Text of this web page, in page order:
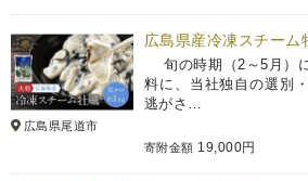
広島県尾道市
広島県産冷凍スチーム
旬の時期（2～5月）
料に、当社独自の選別
逃がさ…
寄附金額 19,000円